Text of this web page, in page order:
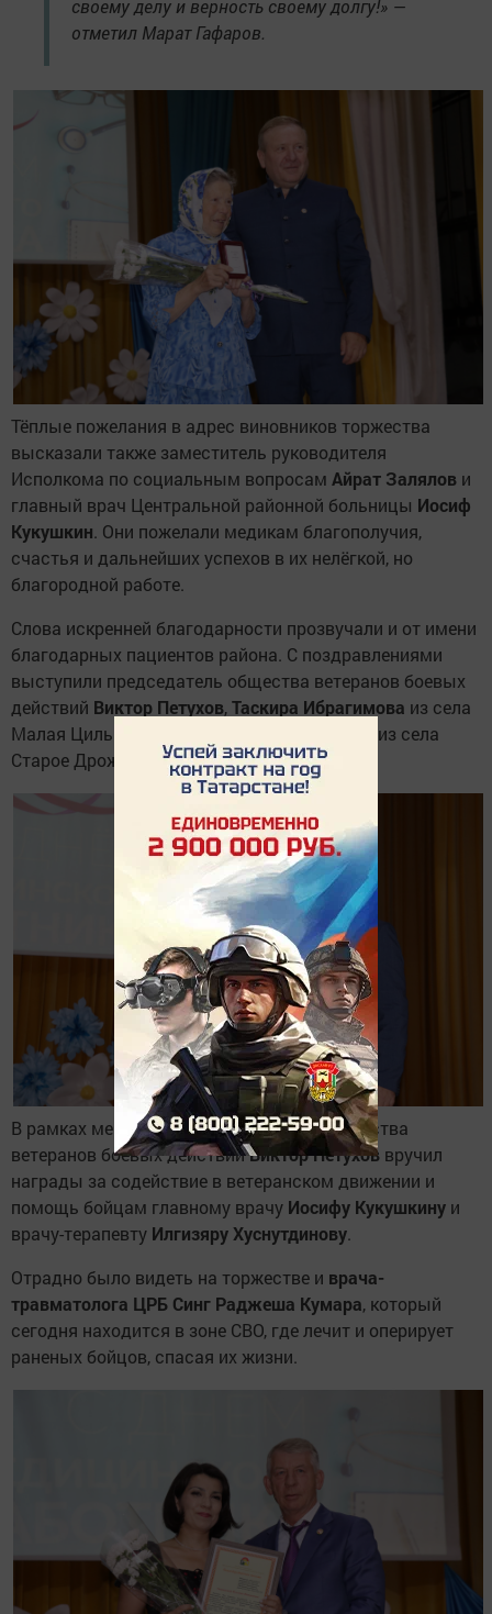
своему делу и верность своему долгу!» —
отметил Марат Гафаров.
Тёплые пожелания в адрес виновников торжества
высказали также заместитель руководителя
Исполкома по социальным вопросам Айрат Залялов и
главный врач Центральной районной больницы Иосиф
Кукушкин. Они пожелали медикам благополучия,
счастья и дальнейших успехов в их нелёгкой, но
благородной работе.
Слова искренней благодарности прозвучали и от имени
благодарных пациентов района. С поздравлениями
выступили председатель общества ветеранов боевых
действий Виктор Петухов,Таскира Ибрагимова из села
Малая Цильна, а также
из села
Старое Дрожжаное.
В рамках мероприятия председатель общества
ветеранов боевых действийВиктор Петухов вручил
награды за содействие в ветеранском движении и
помощь бойцам главному врачу Иосифу Кукушкину и
врачу-терапевту Илгизяру Хуснутдинову.
Отрадно было видеть на торжестве и врача-
травматолога ЦРБ Синг Раджеша Кумара, который
сегодня находится в зоне СВО, где лечит и оперирует
раненых бойцов, спасая их жизни.